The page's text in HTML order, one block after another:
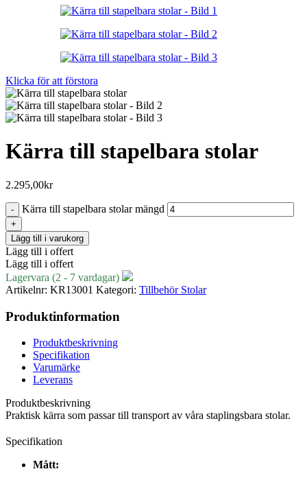
Klicka för att förstora
Kärra till stapelbara stolar
2.295,00kr
Kärra till stapelbara stolar mängd
Lägg till i varukorg
Lägg till i offert
Lägg till i offert
Lagervara (2 - 7 vardagar)
Artikelnr: KR13001 Kategori: Tillbehör Stolar
Produktinformation
Produktbeskrivning
Specifikation
Varumärke
Leverans
Produktbeskrivning
Praktisk kärra som passar till transport av våra staplingsbara stolar.
Specifikation
Mått: